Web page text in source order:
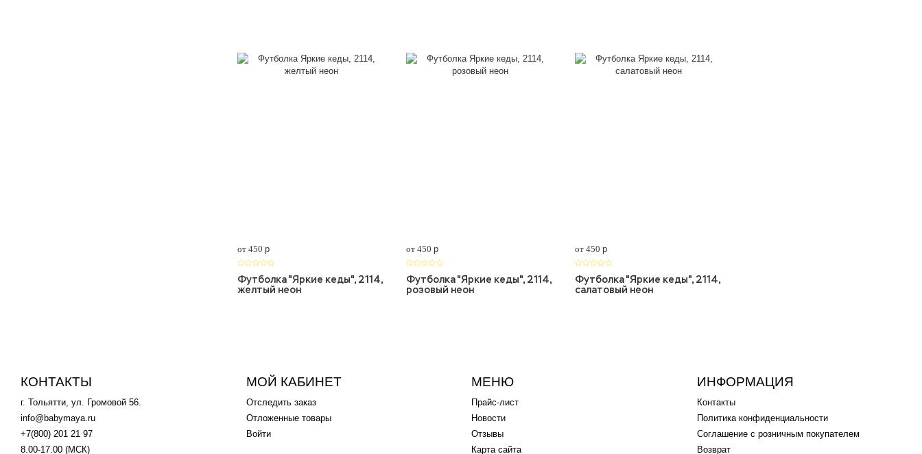
от 450 p
Футболка "Яркие кеды", 2114,
желтый неон
от 450 p
Футболка "Яркие кеды", 2114,
розовый неон
от 450 p
Футболка "Яркие кеды", 2114,
салатовый неон
КОНТАКТЫ
г. Тольятти, ул. Громовой 56.
info@babymaya.ru
+7(800) 201 21 97
8.00-17.00 (МСК)
МОЙ КАБИНЕТ
Отследить заказ
Отложенные товары
Войти
МЕНЮ
Прайс-лист
Новости
Отзывы
Карта сайта
ИНФОРМАЦИЯ
Контакты
Политика конфиденциальности
Соглашение с розничным покупателем
Возврат